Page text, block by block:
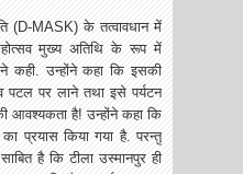
(D-MASK) के तत्वावधान में
मुख्य अतिथि के रूप में
कही. उन्होंने कहा कि इसकी
पटल पर लाने तथा इसे पर्यटन
है! उन्होंने कहा कि
प्रयास किया गया है. परन्तु
है कि टीला उस्मानपुर ही